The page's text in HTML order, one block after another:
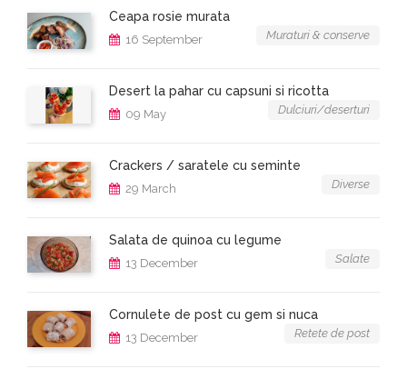
Ceapa rosie murata
16 September Muraturi & conserve
Desert la pahar cu capsuni si ricotta
09 May Dulciuri/deserturi
Crackers / saratele cu seminte
29 March Diverse
Salata de quinoa cu legume
13 December Salate
Cornulete de post cu gem si nuca
13 December Retete de post